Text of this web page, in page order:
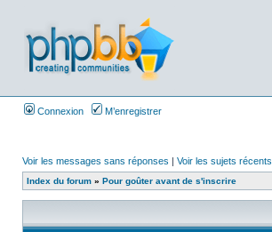
Connexion M’enregistrer
Voir les messages sans réponses | Voir les sujets récents
Index du forum » Pour goûter avant de s'inscrire